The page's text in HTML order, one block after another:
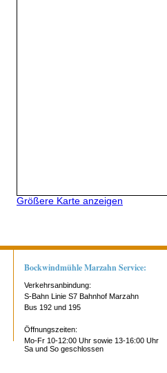
Größere Karte anzeigen
Bockwindmühle Marzahn Service:
Verkehrsanbindung:
S-Bahn Linie S7 Bahnhof Marzahn
Bus 192 und 195
Öffnungszeiten:
Mo-Fr 10-12:00 Uhr sowie 13-16:00 Uhr
Sa und So geschlossen